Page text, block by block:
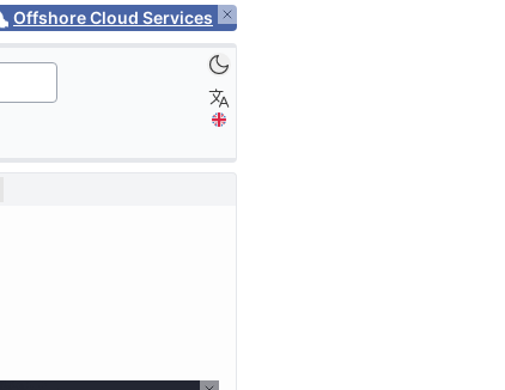
Offshore Cloud Services